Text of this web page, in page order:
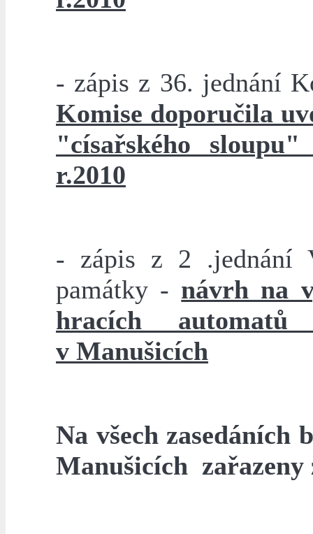
- zápis z 36. jednání
Komise doporučila
"císařského
r.2010
- zápis z 2 .jednání
památky - návrh na
hracích
v Manušicích
Na všech
Manušicích